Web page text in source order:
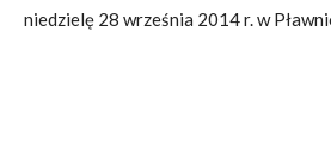
niedzielę 28 września 2014 r. w